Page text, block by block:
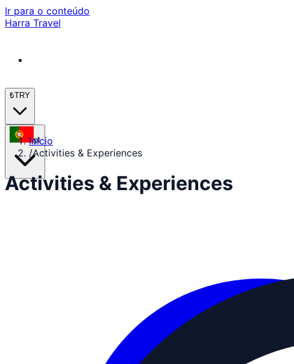
Ir para o conteúdo
Harra Travel
₺TRY
pt
Início
/Activities & Experiences
Activities & Experiences